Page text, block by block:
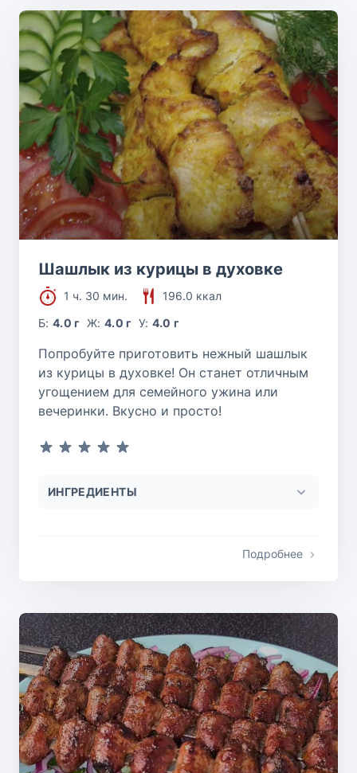
Шашлык из курицы в духовке
1 ч. 30 мин.
196.0 ккал
Б:4.0 г Ж: 4.0 г У: 4.0 г
Попробуйте приготовить нежный шашлык
из курицы в духовке! Он станет отличным
угощением для семейного ужина или
вечеринки. Вкусно и просто!
ИНГРЕДИЕНТЫ
Подробнее